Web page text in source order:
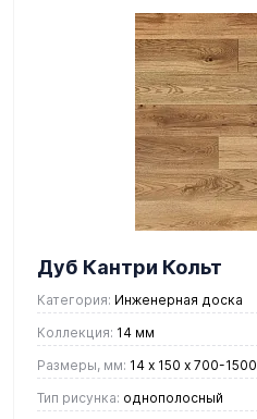
Дуб Кантри Кольт
Категория: Инженерная доска
Коллекция: 14 мм
Размеры, мм: 14 х 150 х 700-1500
Тип рисунка: однополосный